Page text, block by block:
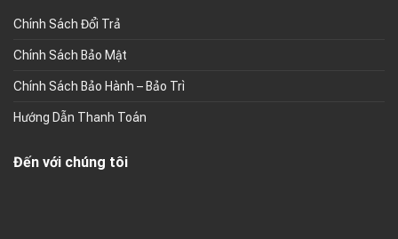
Chính Sách Đổi Trả
Chính Sách Bảo Mật
Chính Sách Bảo Hành – Bảo Trì
Hướng Dẫn Thanh Toán
Đến với chúng tôi